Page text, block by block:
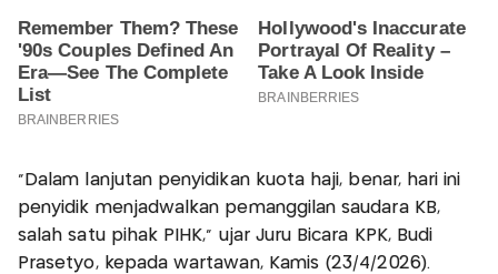
"Dalam lanjutan penyidikan kuota haji, benar, hari ini
penyidik menjadwalkan pemanggilan saudara KB,
salah satu pihak PIHK," ujar Juru Bicara KPK, Budi
Prasetyo, kepada wartawan, Kamis (23/4/2026).